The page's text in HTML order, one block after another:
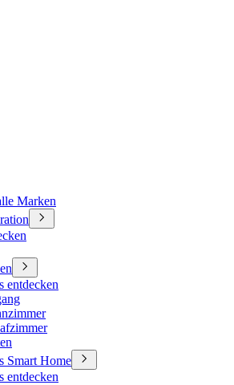
Marken
entdecken
Smart Home
entdecken